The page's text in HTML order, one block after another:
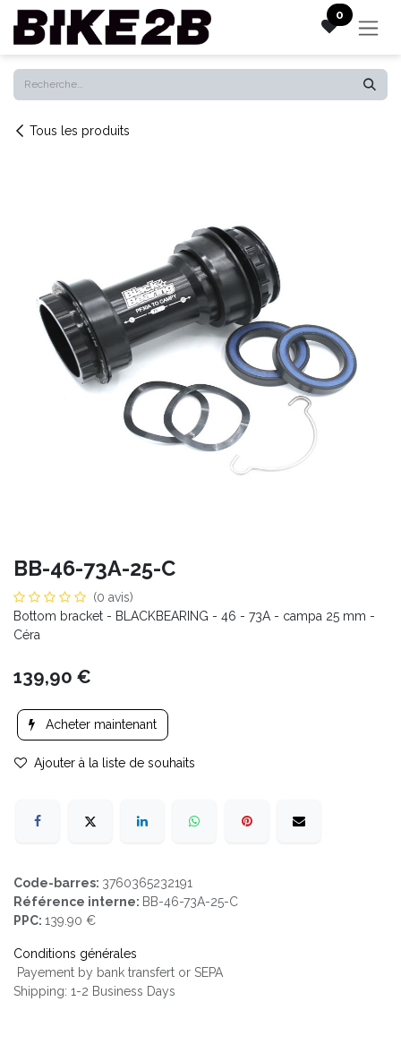
Se rendre au contenu 0
Tous les produits
BB-46-73A-25-C
(0 avis)
Bottom bracket - BLACKBEARING - 46 - 73A - campa 25 mm -
Céra
139,90 €
Acheter maintenant
Ajouter à la liste de souhaits
Code-barres: 3760365232191
Référence interne: BB-46-73A-25-C
PPC: 139.90 €
Conditions générales
Payement by bank transfert or SEPA
Shipping: 1-2 Business Days